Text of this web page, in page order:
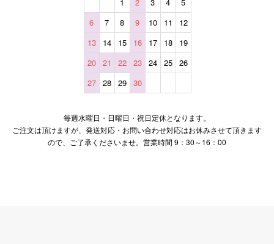
6
7 8 9 10 11
12
13
14 15 16 17 18
19
20
21 22 23 24 25
26
27
28 29 30
毎週水曜日・日曜日・祝日定休となります。
ご注文は頂けますが、発送対応・お問い合わせ対応はお休みさせて頂きます
ので、ご了承くださいませ。営業時間 9：30～16：00